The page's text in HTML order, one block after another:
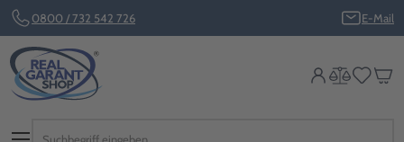
0800 / 732 542 726 E-Mail